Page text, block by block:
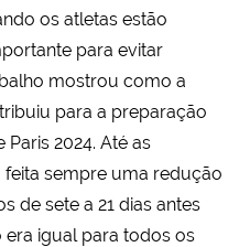
os atletas estão
para evitar
mostrou como a
para a preparação
2024. Até as
sempre uma redução
de sete a 21 dias antes
era igual para todos os